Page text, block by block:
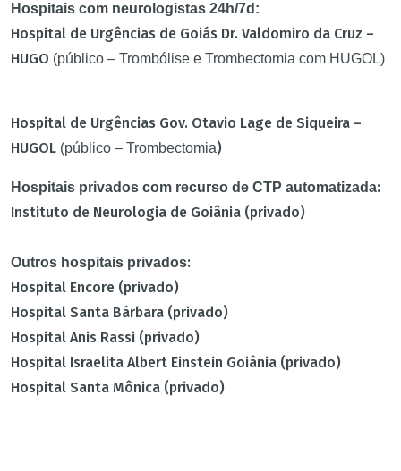
Hospitais com neurologistas 24h/7d:
Hospital de Urgências de Goiás Dr. Valdomiro da Cruz –
HUGO (público – Trombólise e Trombectomia com HUGOL)
Hospital de Urgências Gov. Otavio Lage de Siqueira –
HUGOL (público – Trombectomia)
Hospitais privados com recurso de CTP automatizada:
Instituto de Neurologia de Goiânia (privado)
Outros hospitais privados:
Hospital Encore (privado)
Hospital Santa Bárbara (privado)
Hospital Anis Rassi (privado)
Hospital Israelita Albert Einstein Goiânia (privado)
Hospital Santa Mônica (privado)